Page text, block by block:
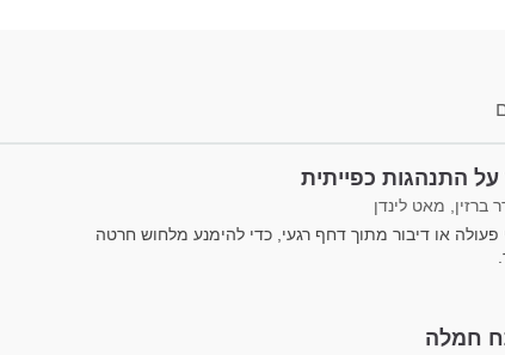
התנהגות כפייתית
ברזין, מאט לינדן
פעולה או דיבור מתוך דחף רגעי, כדי להימנע מלחוש חרטה
חמלה